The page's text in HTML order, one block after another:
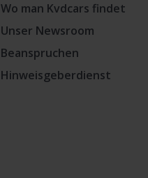
Wo man Kvdcars findet
Unser Newsroom
Beanspruchen
Hinweisgeberdienst